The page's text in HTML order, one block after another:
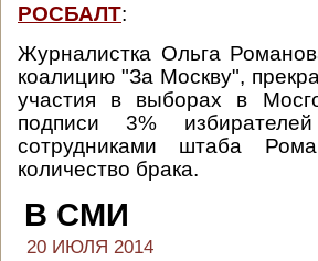
РОСБАЛТ:
Журналистка Ольга
коалицию "За Москву",
участия в выборах в
подписи 3%
сотрудниками штаба
количество брака.
В СМИ
20 ИЮЛЯ 2014